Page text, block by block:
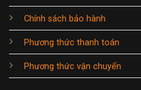
Chính sách bảo hành
Phương thức thanh toán
Phương thức vận chuyển